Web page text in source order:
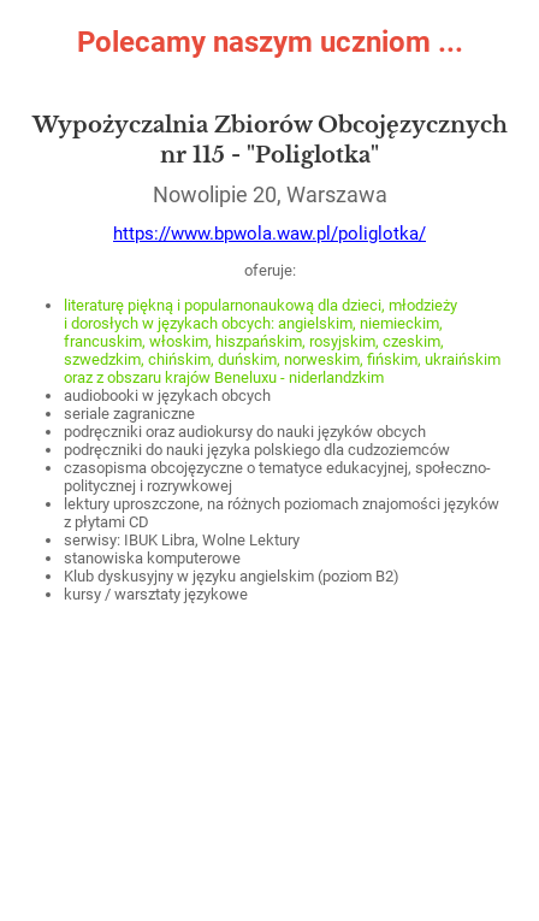
Polecamy naszym uczniom ...
Wypożyczalnia Zbiorów Obcojęzycznych
nr 115 - "Poliglotka"
Nowolipie 20, Warszawa
https://www.bpwola.waw.pl/poliglotka/
oferuje:
literaturę piękną i popularnonaukową dla dzieci, młodzieży
i dorosłych w językach obcych: angielskim, niemieckim,
francuskim, włoskim, hiszpańskim, rosyjskim, czeskim,
szwedzkim, chińskim, duńskim, norweskim, fińskim, ukraińskim
oraz z obszaru krajów Beneluxu - niderlandzkim
audiobooki w językach obcych
seriale zagraniczne
podręczniki oraz audiokursy do nauki języków obcych
podręczniki do nauki języka polskiego dla cudzoziemców
czasopisma obcojęzyczne o tematyce edukacyjnej, społeczno-
politycznej i rozrywkowej
lektury uproszczone, na różnych poziomach znajomości języków
z płytami CD
serwisy: IBUK Libra, Wolne Lektury
stanowiska komputerowe
Klub dyskusyjny w języku angielskim (poziom B2)
kursy / warsztaty językowe